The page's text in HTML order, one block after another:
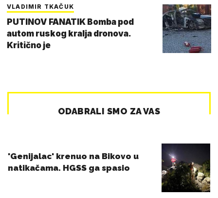
VLADIMIR TKAČUK
PUTINOV FANATIK Bomba pod
autom ruskog kralja dronova.
Kritično je